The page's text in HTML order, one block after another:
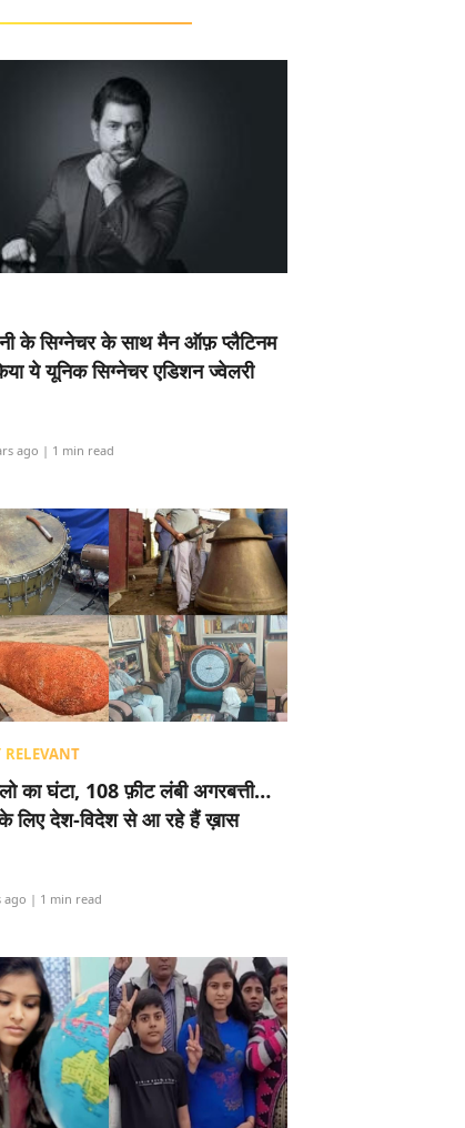
के सिग्नेचर के साथ मैन ऑफ़ प्लैटिनम
ये यूनिक सिग्नेचर एडिशन ज्वेलरी
ago | 1 min read
का घंटा, 108 फ़ीट लंबी अगरबत्ती…
के लिए देश-विदेश से आ रहे हैं ख़ास
ago | 1 min read